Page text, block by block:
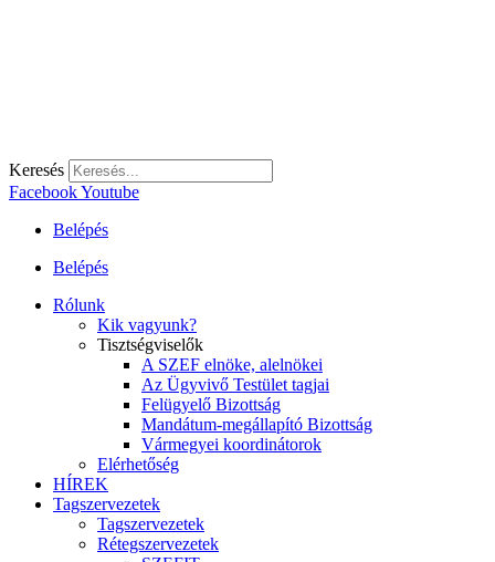
Keresés
FacebookYoutube
Belépés
Belépés
Rólunk
Kik vagyunk?
Tisztségviselők
A SZEF elnöke, alelnökei
Az Ügyvivő Testület tagjai
Felügyelő Bizottság
Mandátum-megállapító Bizottság
Vármegyei koordinátorok
Elérhetőség
HÍREK
Tagszervezetek
Tagszervezetek
Rétegszervezetek